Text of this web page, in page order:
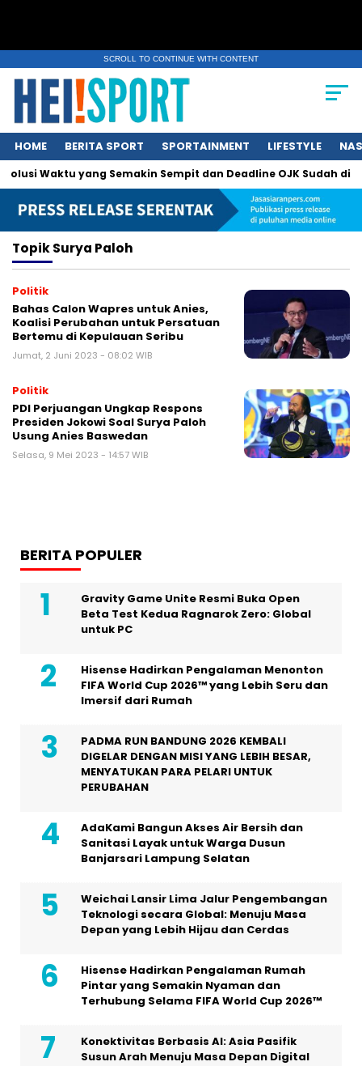
SCROLL TO CONTINUE WITH CONTENT
HOME BERITA SPORT SPORTAINMENT LIFESTYLE
Waktu yang Semakin Sempit dan Deadline OJK Sudah di
TopikSurya Paloh
Politik
Bahas Calon Wapres untuk Anies,
Koalisi Perubahan untuk Persatuan
Bertemu di Kepulauan Seribu
Jumat, 2 Juni 2023 - 08:02 WIB
Politik
PDI Perjuangan Ungkap Respons
Presiden Jokowi Soal Surya Paloh
Usung Anies Baswedan
Selasa, 9 Mei 2023 - 14:57 WIB
BERITA POPULER
Gravity Game Unite Resmi Buka Open
Beta Test Kedua Ragnarok Zero: Global
untuk PC
Hisense Hadirkan Pengalaman Menonton
FIFA World Cup 2026™ yang Lebih Seru dan
Imersif dari Rumah
PADMA RUN BANDUNG 2026 KEMBALI
DIGELAR DENGAN MISI YANG LEBIH BESAR,
MENYATUKAN PARA PELARI UNTUK
PERUBAHAN
AdaKami Bangun Akses Air Bersih dan
Sanitasi Layak untuk Warga Dusun
Banjarsari Lampung Selatan
Weichai Lansir Lima Jalur Pengembangan
Teknologi secara Global: Menuju Masa
Depan yang Lebih Hijau dan Cerdas
Hisense Hadirkan Pengalaman Rumah
Pintar yang Semakin Nyaman dan
Terhubung Selama FIFA World Cup 2026™
Konektivitas Berbasis AI: Asia Pasifik
Susun Arah Menuju Masa Depan Digital